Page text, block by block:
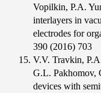
Vopilkin, P.A.
interlayers in
electrodes for
390 (2016) 703
V.V. Travkin,
G.L. Pakhomov,
devices with